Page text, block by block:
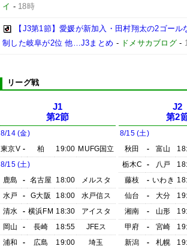
イ - 18時
【J3第1節】愛媛が新加入・田村翔太の2ゴー
制した岐阜が2位 他…J3まとめ - ドメサカブログ-
リーグ戦
J1
第2節
8/14 (金)
東京V - 柏 19:00 MUFG国立
8/15 (土)
鹿島
- 名古屋 18:00
メルスタ
水戸
- G大阪 18:00
水戸信ス
清水
- 横浜FM 18:30
アイスタ
岡山
- 長崎 18:55
JFEス
浦和
- 広島 19:00
埼玉
J2
第2
8/15 (土)
秋田
- 富山
栃木C
- 八戸
藤枝
- いわき
仙台
- 大分
湘南
- 山形
甲府
- 宮崎
新潟
- 札幌